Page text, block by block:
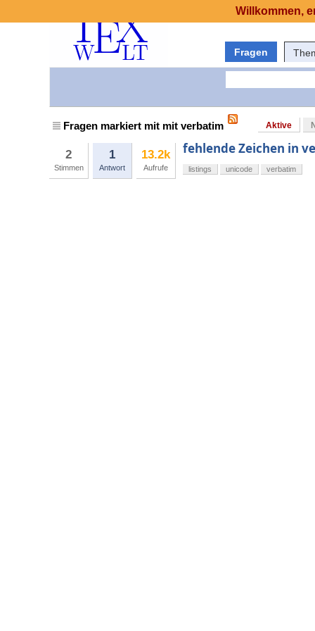
Fragen
Fragen markiert mit mit verbatim Aktive
2
Stimmen
1
Antwort
13.2k
Aufrufe
fehlende Zeichen in
listings unicode verbatim
Willkommen,